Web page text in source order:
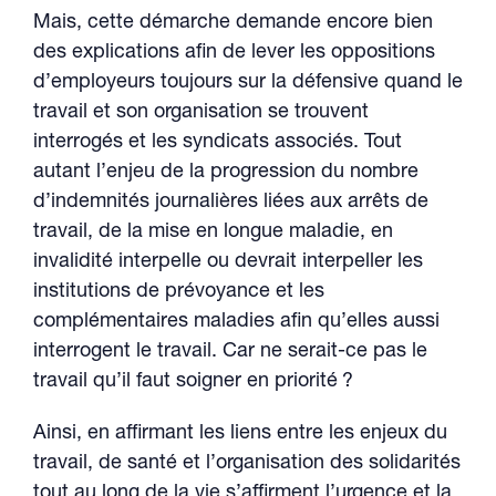
Mais, cette démarche demande encore bien
des explications afin de lever les oppositions
d’employeurs toujours sur la défensive quand le
travail et son organisation se trouvent
interrogés et les syndicats associés. Tout
autant l’enjeu de la progression du nombre
d’indemnités journalières liées aux arrêts de
travail, de la mise en longue maladie, en
invalidité interpelle ou devrait interpeller les
institutions de prévoyance et les
complémentaires maladies afin qu’elles aussi
interrogent le travail. Car ne serait-ce pas le
travail qu’il faut soigner en priorité ?
Ainsi, en affirmant les liens entre les enjeux du
travail, de santé et l’organisation des solidarités